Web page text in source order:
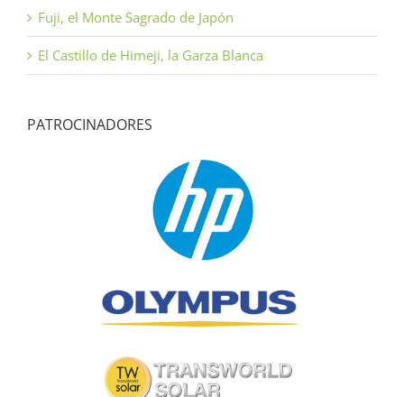
Fuji, el Monte Sagrado de Japón
El Castillo de Himeji, la Garza Blanca
PATROCINADORES